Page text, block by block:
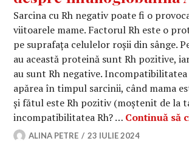
Sarcina cu Rh negativ poate fi o
viitoarele mame. Factorul Rh este o
pe suprafața celulelor roșii din sânge.
au această proteină sunt Rh pozitive,
au sunt Rh negative.
apărea în timpul sarcinii, când mama
și fătul este Rh pozitiv (moștenit de la
incompatibilitatea Rh? … Continuă să
ALINA PETRE 23 IULIE 2024